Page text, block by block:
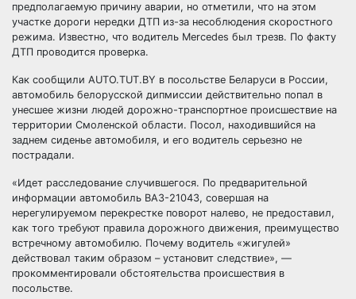
предполагаемую причину аварии, но отметили, что на этом
участке дороги нередки ДТП из-за несоблюдения скоростного
режима. Известно, что водитель Mercedes был трезв. По факту
ДТП проводится проверка.
Как сообщили AUTO.TUT.BY в посольстве Беларуси в России,
автомобиль белорусской дипмиссии действительно попал в
унесшее жизни людей дорожно-транспортное происшествие на
территории Смоленской области. Посол, находившийся на
заднем сиденье автомобиля, и его водитель серьезно не
пострадали.
«Идет расследование случившегося. По предварительной
информации автомобиль ВАЗ-21043, совершая на
нерегулируемом перекрестке поворот налево, не предоставил,
как того требуют правила дорожного движения, преимущество
встречному автомобилю. Почему водитель «жигулей»
действовал таким образом – установит следствие», —
прокомментировали обстоятельства происшествия в
посольстве.